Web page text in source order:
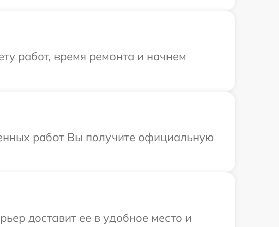
работ, время ремонта и начнем
работ Вы получите официальную
доставит ее в удобное место и